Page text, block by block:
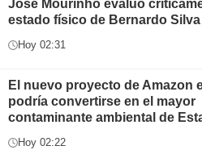
José Mourinho evaluó
estado físico de Bernardo Silva
Hoy 02:31
El nuevo proyecto de Amazon
podría convertirse en el mayor
contaminante ambiental de
Hoy 02:22